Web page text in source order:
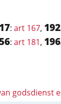
: art 167,
: art 181,
godsdienst